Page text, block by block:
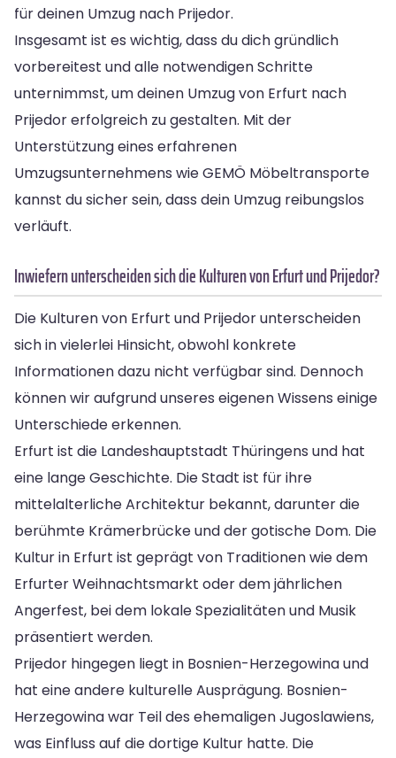
für deinen Umzug nach Prijedor.
Insgesamt ist es wichtig, dass du dich gründlich
vorbereitest und alle notwendigen Schritte
unternimmst, um deinen Umzug von Erfurt nach
Prijedor erfolgreich zu gestalten. Mit der
Unterstützung eines erfahrenen
Umzugsunternehmens wie GEMÖ Möbeltransporte
kannst du sicher sein, dass dein Umzug reibungslos
verläuft.
Inwiefern unterscheiden sich die Kulturen von Erfurt und Prijedor?
Die Kulturen von Erfurt und Prijedor unterscheiden
sich in vielerlei Hinsicht, obwohl konkrete
Informationen dazu nicht verfügbar sind. Dennoch
können wir aufgrund unseres eigenen Wissens einige
Unterschiede erkennen.
Erfurt ist die Landeshauptstadt Thüringens und hat
eine lange Geschichte. Die Stadt ist für ihre
mittelalterliche Architektur bekannt, darunter die
berühmte Krämerbrücke und der gotische Dom. Die
Kultur in Erfurt ist geprägt von Traditionen wie dem
Erfurter Weihnachtsmarkt oder dem jährlichen
Angerfest, bei dem lokale Spezialitäten und Musik
präsentiert werden.
Prijedor hingegen liegt in Bosnien-Herzegowina und
hat eine andere kulturelle Ausprägung. Bosnien-
Herzegowina war Teil des ehemaligen Jugoslawiens,
was Einfluss auf die dortige Kultur hatte. Die